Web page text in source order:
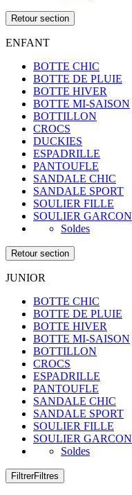
Retour section
ENFANT
BOTTE CHIC
BOTTE DE PLUIE
BOTTE HIVER
BOTTE MI-SAISON
BOTTILLON
CROCS
DUCKIES
ESPADRILLE
PANTOUFLE
SANDALE CHIC
SANDALE SPORT
SOULIER FILLE
SOULIER GARCON
Soldes
Retour section
JUNIOR
BOTTE CHIC
BOTTE DE PLUIE
BOTTE HIVER
BOTTE MI-SAISON
BOTTILLON
CROCS
ESPADRILLE
PANTOUFLE
SANDALE CHIC
SANDALE SPORT
SOULIER FILLE
SOULIER GARCON
Soldes
FiltrerFiltres